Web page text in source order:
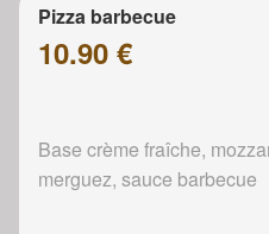
Pizza barbecue
10.90 €
Base crème fraîche,
merguez, sauce barbecue